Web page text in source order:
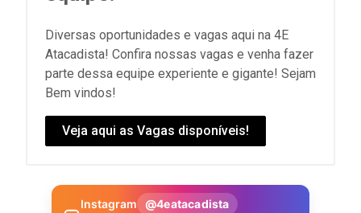
Diversas oportunidades e vagas aqui na 4E
Atacadista! Confira nossas vagas e venha fazer
parte dessa equipe experiente e gigante! Sejam
Bem vindos!
Veja aqui as Vagas disponíveis!
Instagram
@4eatacadista